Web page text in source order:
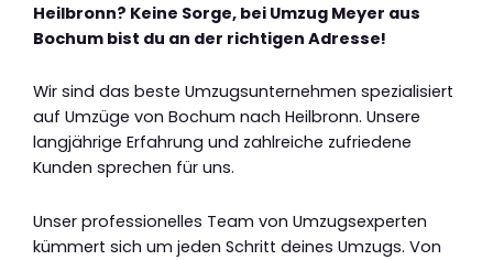
Heilbronn? Keine Sorge, bei Umzug Meyer aus
Bochum bist du an der richtigen Adresse!
Wir sind das beste Umzugsunternehmen spezialisiert
auf Umzüge von Bochum nach Heilbronn. Unsere
langjährige Erfahrung und zahlreiche zufriedene
Kunden sprechen für uns.
Unser professionelles Team von Umzugsexperten
kümmert sich um jeden Schritt deines Umzugs. Von